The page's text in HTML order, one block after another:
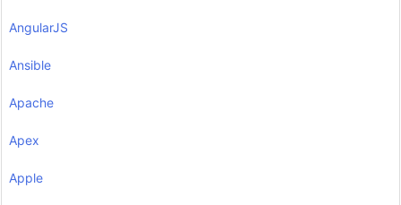
AngularJS
Ansible
Apache
Apex
Apple